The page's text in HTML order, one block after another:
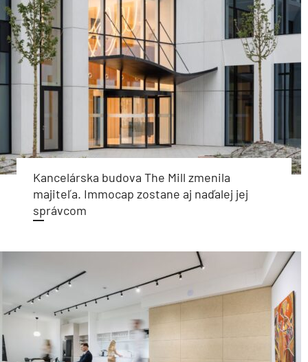
Kancelárska budova The Mill zmenila
majiteľa. Immocap zostane aj naďalej jej
správcom